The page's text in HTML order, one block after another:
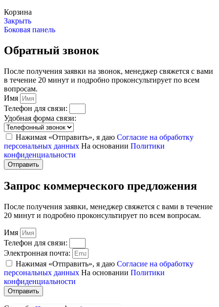
Корзина
Закрыть
Боковая панель
Обратный звонок
После получения заявки на звонок, менеджер свяжется с вами
в течение 20 минут и подробно проконсультирует по всем
вопросам.
Имя
Телефон для связи:
Удобная форма связи:
Нажимая «Отправить», я даю Согласие на обработку
персональных данных На основании Политики
конфиденциальности
Отправить
Запрос коммерческого предложения
После получения заявки, менеджер свяжется с вами в течение
20 минут и подробно проконсультирует по всем вопросам.
Имя
Телефон для связи:
Электронная почта:
Нажимая «Отправить», я даю Согласие на обработку
персональных данных На основании Политики
конфиденциальности
Отправить